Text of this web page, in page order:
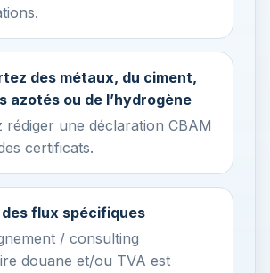
des métaux, du ciment,
azotés ou de l’hydrogène
rédiger une déclaration CBAM
certificats.
flux spécifiques
/ consulting
douane et/ou TVA est